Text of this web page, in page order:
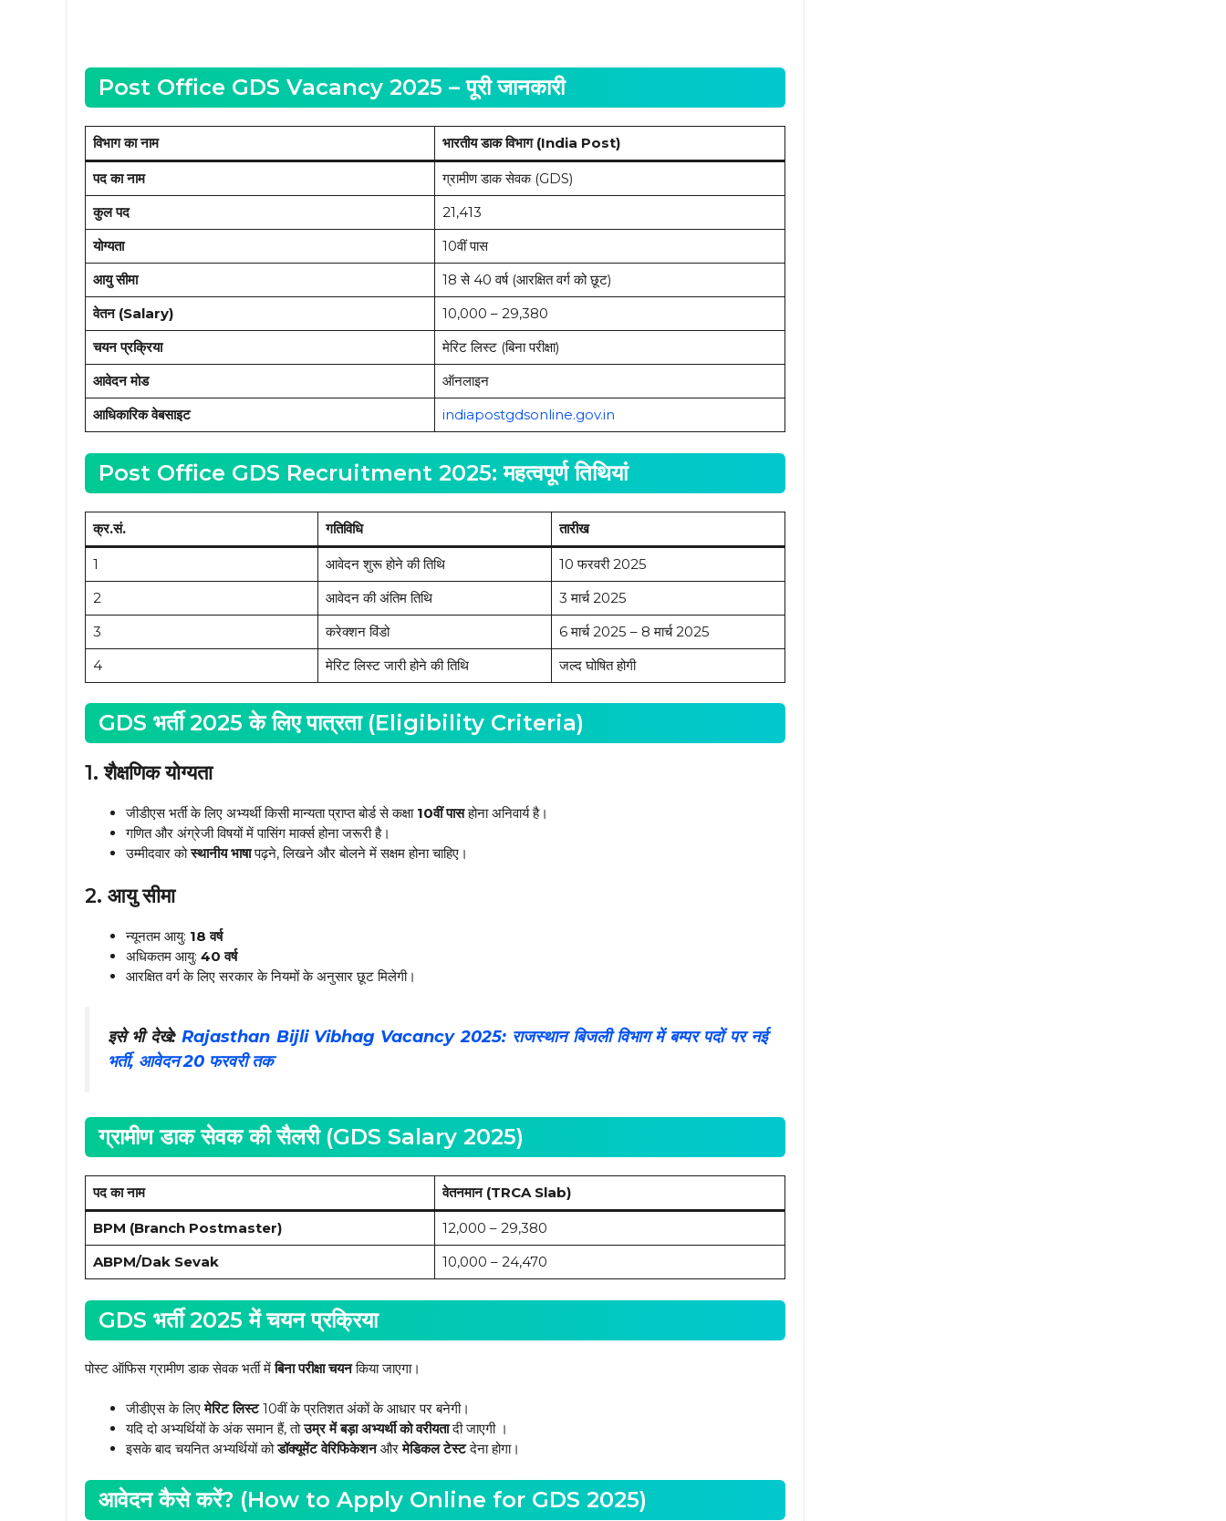
Post Office GDS Vacancy 2025 – पूरी जानकारी
विभाग का नाम भारतीय डाक विभाग (India Post)
पद का नाम
ग्रामीण डाक सेवक (GDS)
कुल पद
21,413
योग्यता
10वीं पास
आयु सीमा
18 से 40 वर्ष (आरक्षित वर्ग को छूट)
वेतन (Salary)
₹10,000 – ₹29,380
चयन प्रक्रिया
मेरिट लिस्ट (बिना परीक्षा)
आवेदन मोड
ऑनलाइन
आधिकारिक वेबसाइट
indiapostgdsonline.gov.in
Post Office GDS Recruitment 2025: महत्वपूर्ण तिथियां
क्र.सं. गतिविधि तारीख
1 आवेदन शुरू होने की तिथि
10 फरवरी 2025
2
आवेदन की अंतिम तिथि
3 मार्च 2025
3
करेक्शन विंडो
6 मार्च 2025 – 8 मार्च 2025
4
मेरिट लिस्ट जारी होने की तिथि जल्द घोषित होगी
GDS भर्ती 2025 के लिए पात्रता (Eligibility Criteria)
1. शैक्षणिक योग्यता
जीडीएस भर्ती के लिए अभ्यर्थी किसी मान्यता प्राप्त बोर्ड से कक्षा 10वीं पासहोना अनिवार्य है।
गणित और अंग्रेजी विषयों में पासिंग मार्क्स होना जरूरी है।
उम्मीदवार कोस्थानीय भाषापढ़ने, लिखने और बोलने में सक्षम होना चाहिए।
2. आयु सीमा
न्यूनतम आयु: 18 वर्ष
अधिकतम आयु: 40 वर्ष
आरक्षित वर्ग के लिए सरकार के नियमों के अनुसार छूट मिलेगी।
इसे भी देखे:Rajasthan Bijli Vibhag Vacancy 2025: राजस्थान बिजली विभाग में बम्पर पदों पर नई
भर्ती, आवेदन 20 फरवरी तक
ग्रामीण डाक सेवक की सैलरी (GDS Salary 2025)
पद का नाम वेतनमान (TRCA Slab)
BPM (Branch Postmaster)
₹12,000 – ₹29,380
ABPM/Dak Sevak
₹10,000 – ₹24,470
GDS भर्ती 2025 में चयन प्रक्रिया
पोस्ट ऑफिस ग्रामीण डाक सेवक भर्ती मेंबिना परीक्षा चयनकिया जाएगा।
जीडीएस के लिएमेरिट लिस्ट10वीं के प्रतिशत अंकों के आधार पर बनेगी।
यदि दो अभ्यर्थियों के अंक समान हैं, तोउम्र में बड़ा अभ्यर्थी को वरीयतादी जाएगी ।
इसके बाद चयनित अभ्यर्थियों कोडॉक्यूमेंट वेरिफिकेशनऔरमेडिकल टेस्टदेना होगा।
आवेदन कैसे करें? (How to Apply Online for GDS 2025)